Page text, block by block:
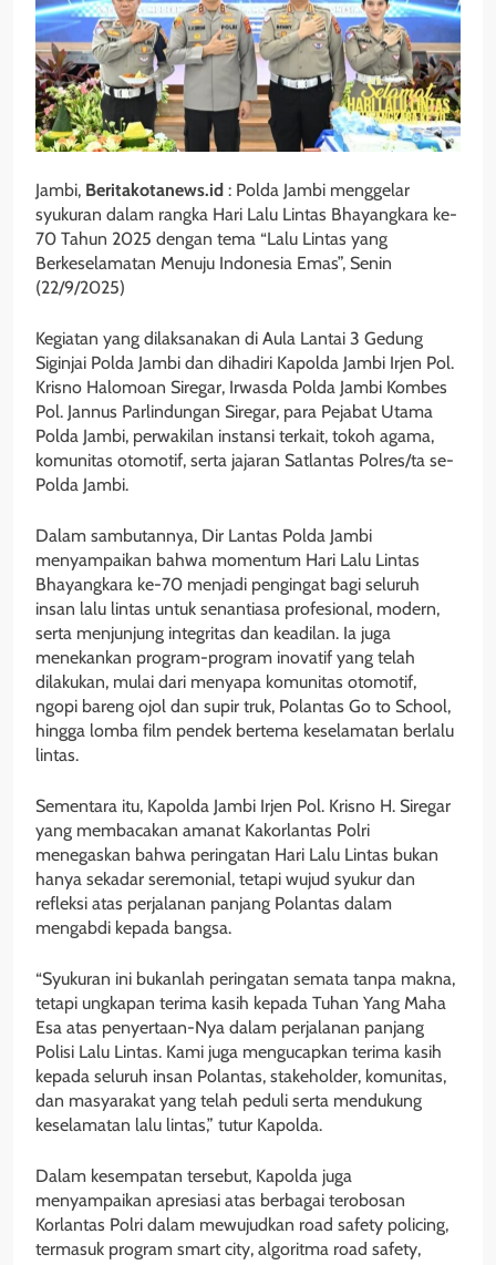
Jambi, Beritakotanews.id : Polda Jambi menggelar
syukuran dalam rangka Hari Lalu Lintas Bhayangkara ke-
70 Tahun 2025 dengan tema “Lalu Lintas yang
Berkeselamatan Menuju Indonesia Emas”, Senin
(22/9/2025)
Kegiatan yang dilaksanakan di Aula Lantai 3 Gedung
Siginjai Polda Jambi dan dihadiri Kapolda Jambi Irjen Pol.
Krisno Halomoan Siregar, Irwasda Polda Jambi Kombes
Pol. Jannus Parlindungan Siregar, para Pejabat Utama
Polda Jambi, perwakilan instansi terkait, tokoh agama,
komunitas otomotif, serta jajaran Satlantas Polres/ta se-
Polda Jambi.
Dalam sambutannya, Dir Lantas Polda Jambi
menyampaikan bahwa momentum Hari Lalu Lintas
Bhayangkara ke-70 menjadi pengingat bagi seluruh
insan lalu lintas untuk senantiasa profesional, modern,
serta menjunjung integritas dan keadilan. Ia juga
menekankan program-program inovatif yang telah
dilakukan, mulai dari menyapa komunitas otomotif,
ngopi bareng ojol dan supir truk, Polantas Go to School,
hingga lomba film pendek bertema keselamatan berlalu
lintas.
Sementara itu, Kapolda Jambi Irjen Pol. Krisno H. Siregar
yang membacakan amanat Kakorlantas Polri
menegaskan bahwa peringatan Hari Lalu Lintas bukan
hanya sekadar seremonial, tetapi wujud syukur dan
refleksi atas perjalanan panjang Polantas dalam
mengabdi kepada bangsa.
“Syukuran ini bukanlah peringatan semata tanpa makna,
tetapi ungkapan terima kasih kepada Tuhan Yang Maha
Esa atas penyertaan-Nya dalam perjalanan panjang
Polisi Lalu Lintas. Kami juga mengucapkan terima kasih
kepada seluruh insan Polantas, stakeholder, komunitas,
dan masyarakat yang telah peduli serta mendukung
keselamatan lalu lintas,” tutur Kapolda.
Dalam kesempatan tersebut, Kapolda juga
menyampaikan apresiasi atas berbagai terobosan
Korlantas Polri dalam mewujudkan road safety policing,
termasuk program smart city, algoritma road safety,